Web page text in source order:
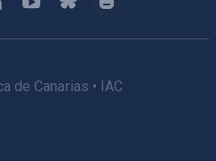
de Canarias • IAC